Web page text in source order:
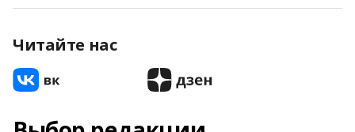
Читайте нас